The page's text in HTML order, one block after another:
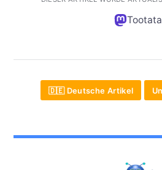
Tootata
🇩🇪 Deutsche Artikel